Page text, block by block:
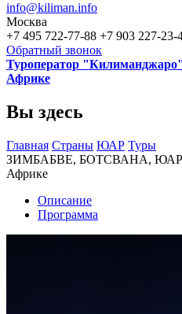
info@kiliman.info
Москва
+7 495 722-77-88 +7 903 227-23-
Обратный звонок
Туроператор
Африке
Вы здесь
Главная Страны ЮАР Туры
ЗИМБАБВЕ, БОТСВАНА, ЮАР:
Африке
Описание
Программа